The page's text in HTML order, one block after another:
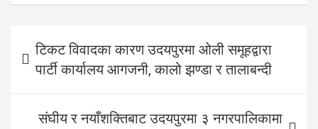
navigation
टिकट विवादका कारण उदयपुरमा ओली समूहद्वारा
पार्टी कार्यालय आगजनी, कालो झण्डा र तालाबन्दी
संघीय र नयाँशक्तिबाट उदयपुरमा ३ नगरपालिकामा